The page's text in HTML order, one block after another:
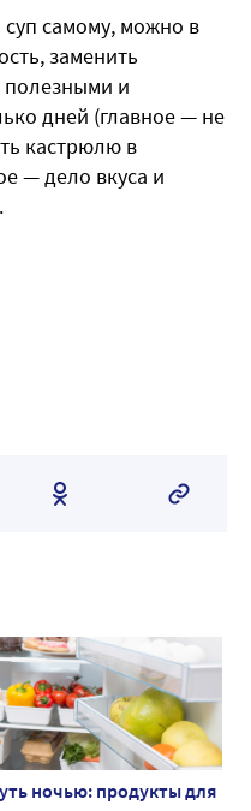
суп самому, можно в
заменить
и
дней (главное — не
кастрюлю в
— дело вкуса и
ночью: продукты для